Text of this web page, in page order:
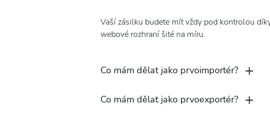
Vaší zásilku budete mít vždy pod kontrolou
webové rozhraní šité na míru.
Co mám dělat jako prvoimportér?
Co mám dělat jako prvoexportér?